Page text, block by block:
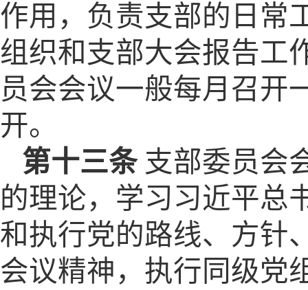
作用，负责支部的日常
组织和支部大会报告工
员会会议一般每月召开
开。
第十三条 支部委员会
的理论，学习习近平总
和执行党的路线、方针
会议精神，执行同级党